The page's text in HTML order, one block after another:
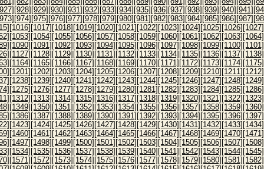
[928] [929] [930] [931] [932] [933] [934] [935] [936] [937] [938] [939] [940] [941] [94
[974] [975] [976] [977] [978] [979] [980] [981] [982] [983] [984] [985] [986] [987] [98
[1016] [1017] [1018] [1019] [1020] [1021] [1022] [1023] [1024] [1025] [1026] [1027]
[1053] [1054] [1055] [1056] [1057] [1058] [1059] [1060] [1061] [1062] [1063] [1064]
[1090] [1091] [1092] [1093] [1094] [1095] [1096] [1097] [1098] [1099] [1100] [1101]
[1127] [1128] [1129] [1130] [1131] [1132] [1133] [1134] [1135] [1136] [1137] [1138]
[1164] [1165] [1166] [1167] [1168] [1169] [1170] [1171] [1172] [1173] [1174] [1175]
[1201] [1202] [1203] [1204] [1205] [1206] [1207] [1208] [1209] [1210] [1211] [1212]
[1238] [1239] [1240] [1241] [1242] [1243] [1244] [1245] [1246] [1247] [1248] [1249]
[1275] [1276] [1277] [1278] [1279] [1280] [1281] [1282] [1283] [1284] [1285] [1286]
[1312] [1313] [1314] [1315] [1316] [1317] [1318] [1319] [1320] [1321] [1322] [1323]
[1349] [1350] [1351] [1352] [1353] [1354] [1355] [1356] [1357] [1358] [1359] [1360]
[1386] [1387] [1388] [1389] [1390] [1391] [1392] [1393] [1394] [1395] [1396] [1397]
[1423] [1424] [1425] [1426] [1427] [1428] [1429] [1430] [1431] [1432] [1433] [1434]
[1460] [1461] [1462] [1463] [1464] [1465] [1466] [1467] [1468] [1469] [1470] [1471]
[1497] [1498] [1499] [1500] [1501] [1502] [1503] [1504] [1505] [1506] [1507] [1508]
[1534] [1535] [1536] [1537] [1538] [1539] [1540] [1541] [1542] [1543] [1544] [1545]
[1571] [1572] [1573] [1574] [1575] [1576] [1577] [1578] [1579] [1580] [1581] [1582]